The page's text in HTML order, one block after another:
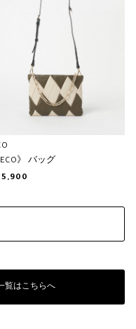
》 バッグ
覧はこちらへ